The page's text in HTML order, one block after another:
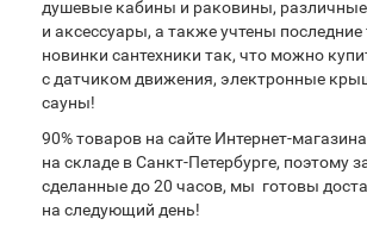
душевые кабины и раковины,
и аксессуары, а также учтены последние
новинки сантехники так, что можно
с датчиком движения, электронные
сауны!
90% товаров на сайте Интернет-
на складе в Санкт-Петербурге, поэтому
сделанные до 20 часов, мы готовы
на следующий день!